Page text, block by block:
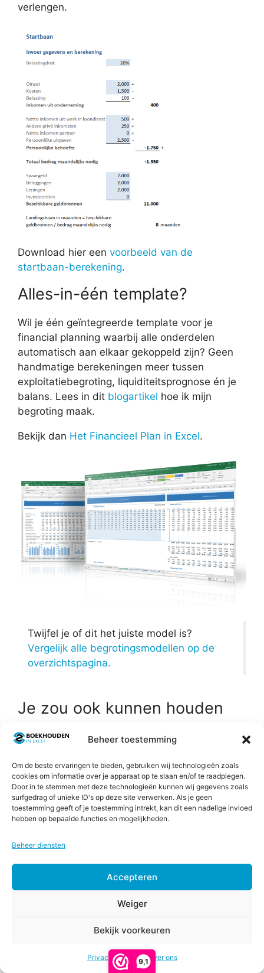
Beheer toestemming
Om de beste ervaringen te bieden, gebruiken wij technologieën zoals
cookies om informatie over je apparaat op te slaan en/of te raadplegen.
Door in te stemmen met deze technologieën kunnen wij gegevens zoals
surfgedrag of unieke ID's op deze site verwerken. Als je geen
toestemming geeft of je toestemming intrekt, kan dit een nadelige invloed
hebben op bepaalde functies en mogelijkheden.
Beheer diensten
Accepteren
Weiger
Bekijk voorkeuren
Privacy & CookiesOver ons
9,1
verlengen.
Download hier een voorbeeld van de
startbaan-berekening.
Alles-in-één template?
Wil je één geïntegreerde template voor je
financial planning waarbij alle onderdelen
automatisch aan elkaar gekoppeld zijn? Geen
handmatige berekeningen meer tussen
exploitatiebegroting, liquiditeitsprognose én je
balans. Lees in dit blogartikel hoe ik mijn
begroting maak.
Bekijk dan Het Financieel Plan in Excel.
Twijfel je of dit het juiste model is?
Vergelijk alle begrotingsmodellen op de
overzichtspagina.
Je zou ook kunnen houden
van …
Financieel Plan 3.0
€67,00
€247,00
product
heeft
meerdere
variaties.
optie
worden
€37,00 -
€37,00